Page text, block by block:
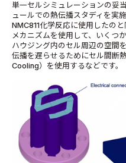
単一セルシミュレーションの妥
ュールでの熱伝播スタディを実
NMC811化学反応に使用したの
メカニズムを使用して、いくつ
ハウジング内のセル周辺の空間
伝播を遅らせるためにセル間断
Cooling）を使用するなどです。